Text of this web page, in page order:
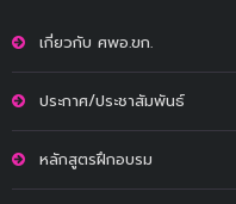
เกี่ยวกับ ศพอ.ขก.
ประกาศ/ประชาสัมพันธ์
หลักสูตรฝึกอบรม